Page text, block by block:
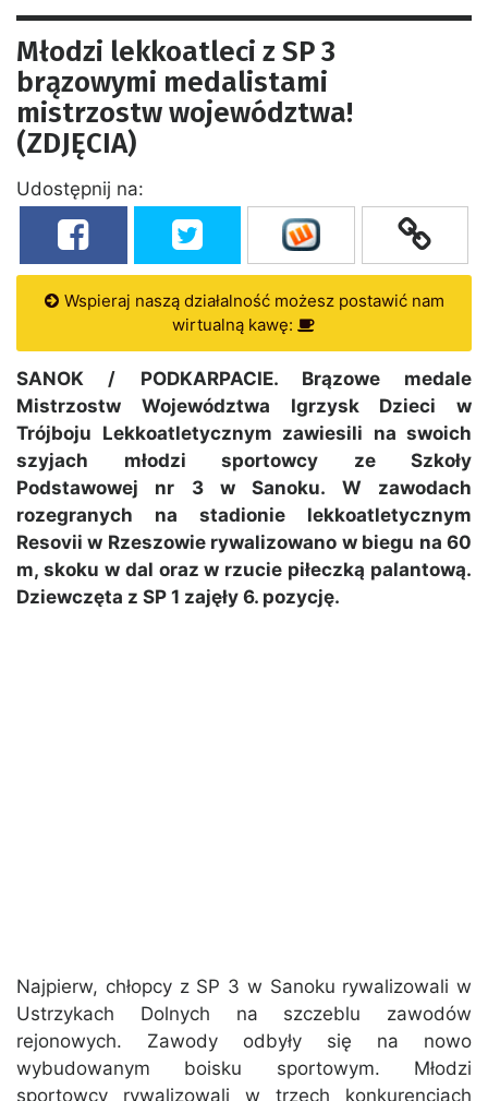
Młodzi lekkoatleci z SP 3
brązowymi medalistami
mistrzostw województwa!
(ZDJĘCIA)
Udostępnij na:
Wspieraj naszą działalność możesz postawić nam
wirtualną kawę:
SANOK / PODKARPACIE. Brązowe medale
Mistrzostw Województwa Igrzysk Dzieci w
Trójboju Lekkoatletycznym zawiesili na swoich
szyjach młodzi sportowcy ze Szkoły
Podstawowej nr 3 w Sanoku. W zawodach
rozegranych na stadionie lekkoatletycznym
Resovii w Rzeszowie rywalizowano w biegu na 60
m, skoku w dal oraz w rzucie piłeczką palantową.
Dziewczęta z SP 1 zajęły 6. pozycję.
Najpierw, chłopcy z SP 3 w Sanoku rywalizowali w
Ustrzykach Dolnych na szczeblu zawodów
rejonowych. Zawody odbyły się na nowo
wybudowanym boisku sportowym. Młodzi
sportowcy rywalizowali w trzech konkurencjach